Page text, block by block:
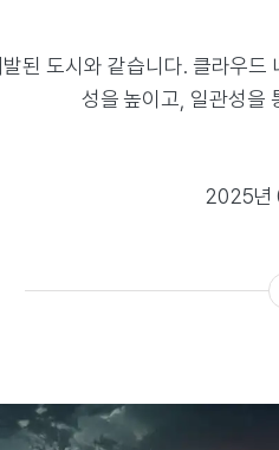
된 도시와 같습니다. 클라우
성을 높이고, 일관성을
2025년